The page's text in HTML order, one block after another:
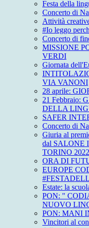
Festa della
Concerto di
Attività
#Io leggo
Concerto di
MISSIONE
VERDI
Giornata
VIA VANONI
28 aprile:
21 Febbraio:
DELLA
SAFER
Concerto di
Giuria al
dal SALONE
TORINO
ORA DI
EUROPE
Estate: la
PON: "
NUOVO
PON: MANI
Vincitori al